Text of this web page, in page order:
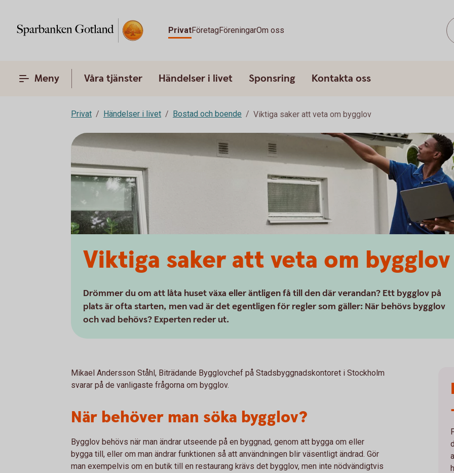
PrivatFöretagFöreningarOm oss
Meny Våra tjänster Händelser i livet Sponsring Kontakta oss
Privat Händelser i livet Bostad och boende Viktiga saker att veta om bygglov
Viktiga saker att veta om bygglov
Drömmer du om att låta huset växa eller äntligen få till den där verandan? Ett bygglov på
plats är ofta starten, men vad är det egentligen för regler som gäller: När behövs bygglov
och vad behövs? Experten reder ut.
Mikael Andersson Ståhl, Biträdande Bygglovchef på Stadsbyggnadskontoret i Stockholm
svarar på de vanligaste frågorna om bygglov.
När behöver man söka bygglov?
Bygglov behövs när man ändrar utseende på en byggnad, genom att bygga om eller
bygga till, eller om man ändrar funktionen så att användningen blir väsentligt ändrad. Gör
man exempelvis om en butik till en restaurang krävs det bygglov, men inte nödvändigtvis